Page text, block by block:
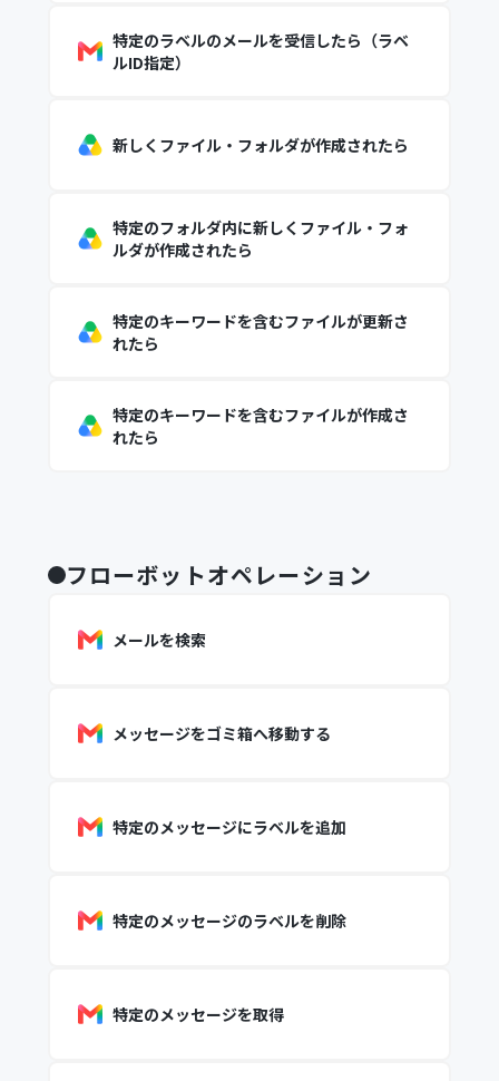
特定のラベルのメールを受信したら（ラベ
ルID指定）
新しくファイル・フォルダが作成されたら
特定のフォルダ内に新しくファイル・フォ
ルダが作成されたら
特定のキーワードを含むファイルが更新さ
れたら
特定のキーワードを含むファイルが作成さ
れたら
フローボットオペレーション
メールを検索
メッセージをゴミ箱へ移動する
特定のメッセージにラベルを追加
特定のメッセージのラベルを削除
特定のメッセージを取得